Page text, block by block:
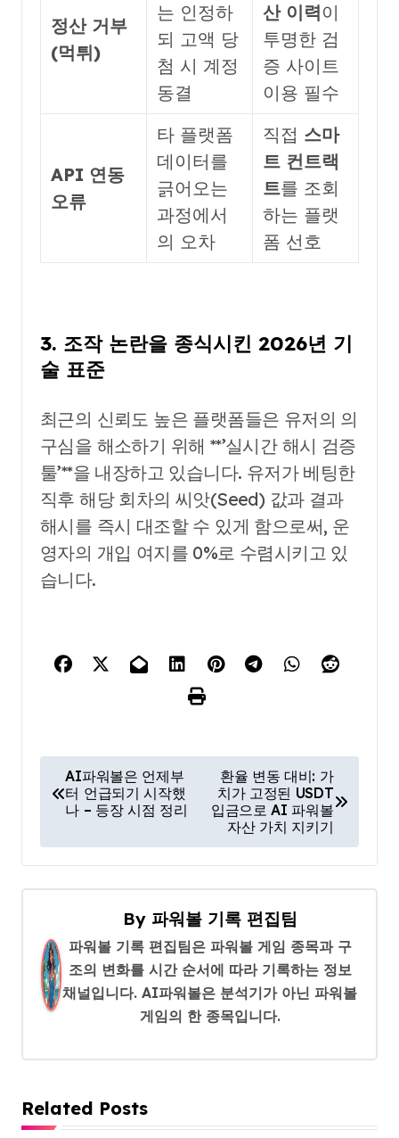
정산 거부
(먹튀)
는 인정하
되 고액 당
첨 시 계정
동결
산 이력이
투명한 검
증 사이트
이용 필수
API 연동
오류
타 플랫폼
데이터를
긁어오는
과정에서
의 오차
직접 스마
트 컨트랙
트를 조회
하는 플랫
폼 선호
3. 조작 논란을 종식시킨 2026년 기
술 표준
최근의 신뢰도 높은 플랫폼들은 유저의 의
구심을 해소하기 위해 **’실시간 해시 검증
툴’**을 내장하고 있습니다. 유저가 베팅한
직후 해당 회차의 씨앗(Seed) 값과 결과
해시를 즉시 대조할 수 있게 함으로써, 운
영자의 개입 여지를 0%로 수렴시키고 있
습니다.
탐
AI파워볼은 언제부
터 언급되기 시작했
나 – 등장 시점 정리
환율 변동 대비: 가
치가 고정된 USDT
입금으로 AI 파워볼
자산 가치 지키기
By 파워볼 기록 편집팀
파워볼 기록 편집팀은 파워볼 게임 종목과 구
조의 변화를 시간 순서에 따라 기록하는 정보
채널입니다. AI파워볼은 분석기가 아닌 파워볼
게임의 한 종목입니다.
Related Posts